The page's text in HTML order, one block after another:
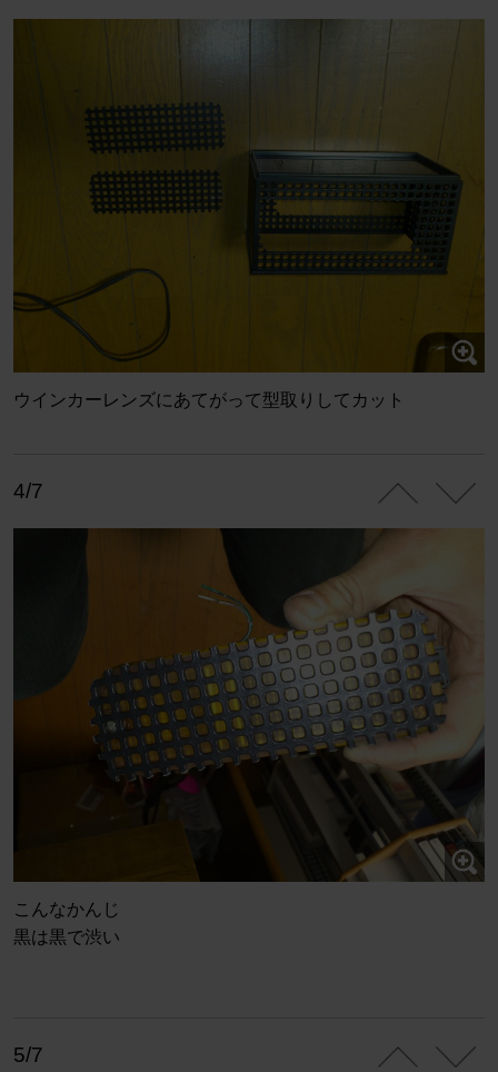
ウインカーレンズにあてがって型取りしてカット
4/7
こんなかんじ
黒は黒で渋い
5/7